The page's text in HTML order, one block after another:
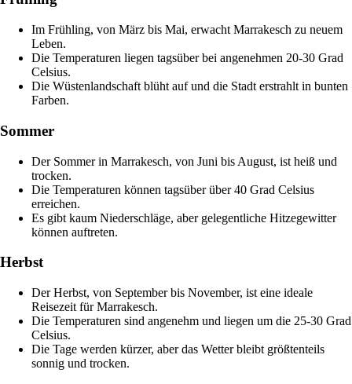
Im Frühling, von März bis Mai, erwacht Marrakesch zu neuem
Leben.
Die Temperaturen liegen tagsüber bei angenehmen 20-30 Grad
Celsius.
Die Wüstenlandschaft blüht auf und die Stadt erstrahlt in bunten
Farben.
Sommer
Der Sommer in Marrakesch, von Juni bis August, ist heiß und
trocken.
Die Temperaturen können tagsüber über 40 Grad Celsius
erreichen.
Es gibt kaum Niederschläge, aber gelegentliche Hitzegewitter
können auftreten.
Herbst
Der Herbst, von September bis November, ist eine ideale
Reisezeit für Marrakesch.
Die Temperaturen sind angenehm und liegen um die 25-30 Grad
Celsius.
Die Tage werden kürzer, aber das Wetter bleibt größtenteils
sonnig und trocken.